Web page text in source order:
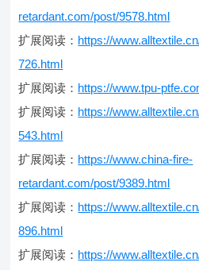
retardant.com/post/9578.html
扩展阅读： https://
726.html
扩展阅读： https://www.tpu-
扩展阅读： https://
543.html
扩展阅读： https://www.china-fire-
retardant.com/post/9389.html
扩展阅读： https://
896.html
扩展阅读： https://